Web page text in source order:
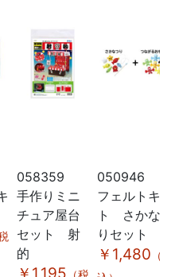
058359
手作りミニ
チュア屋台
セット 射
的
￥1,195 （税
050946
フェルトキッ
ト さかなつ
りセット
￥1,480 （税